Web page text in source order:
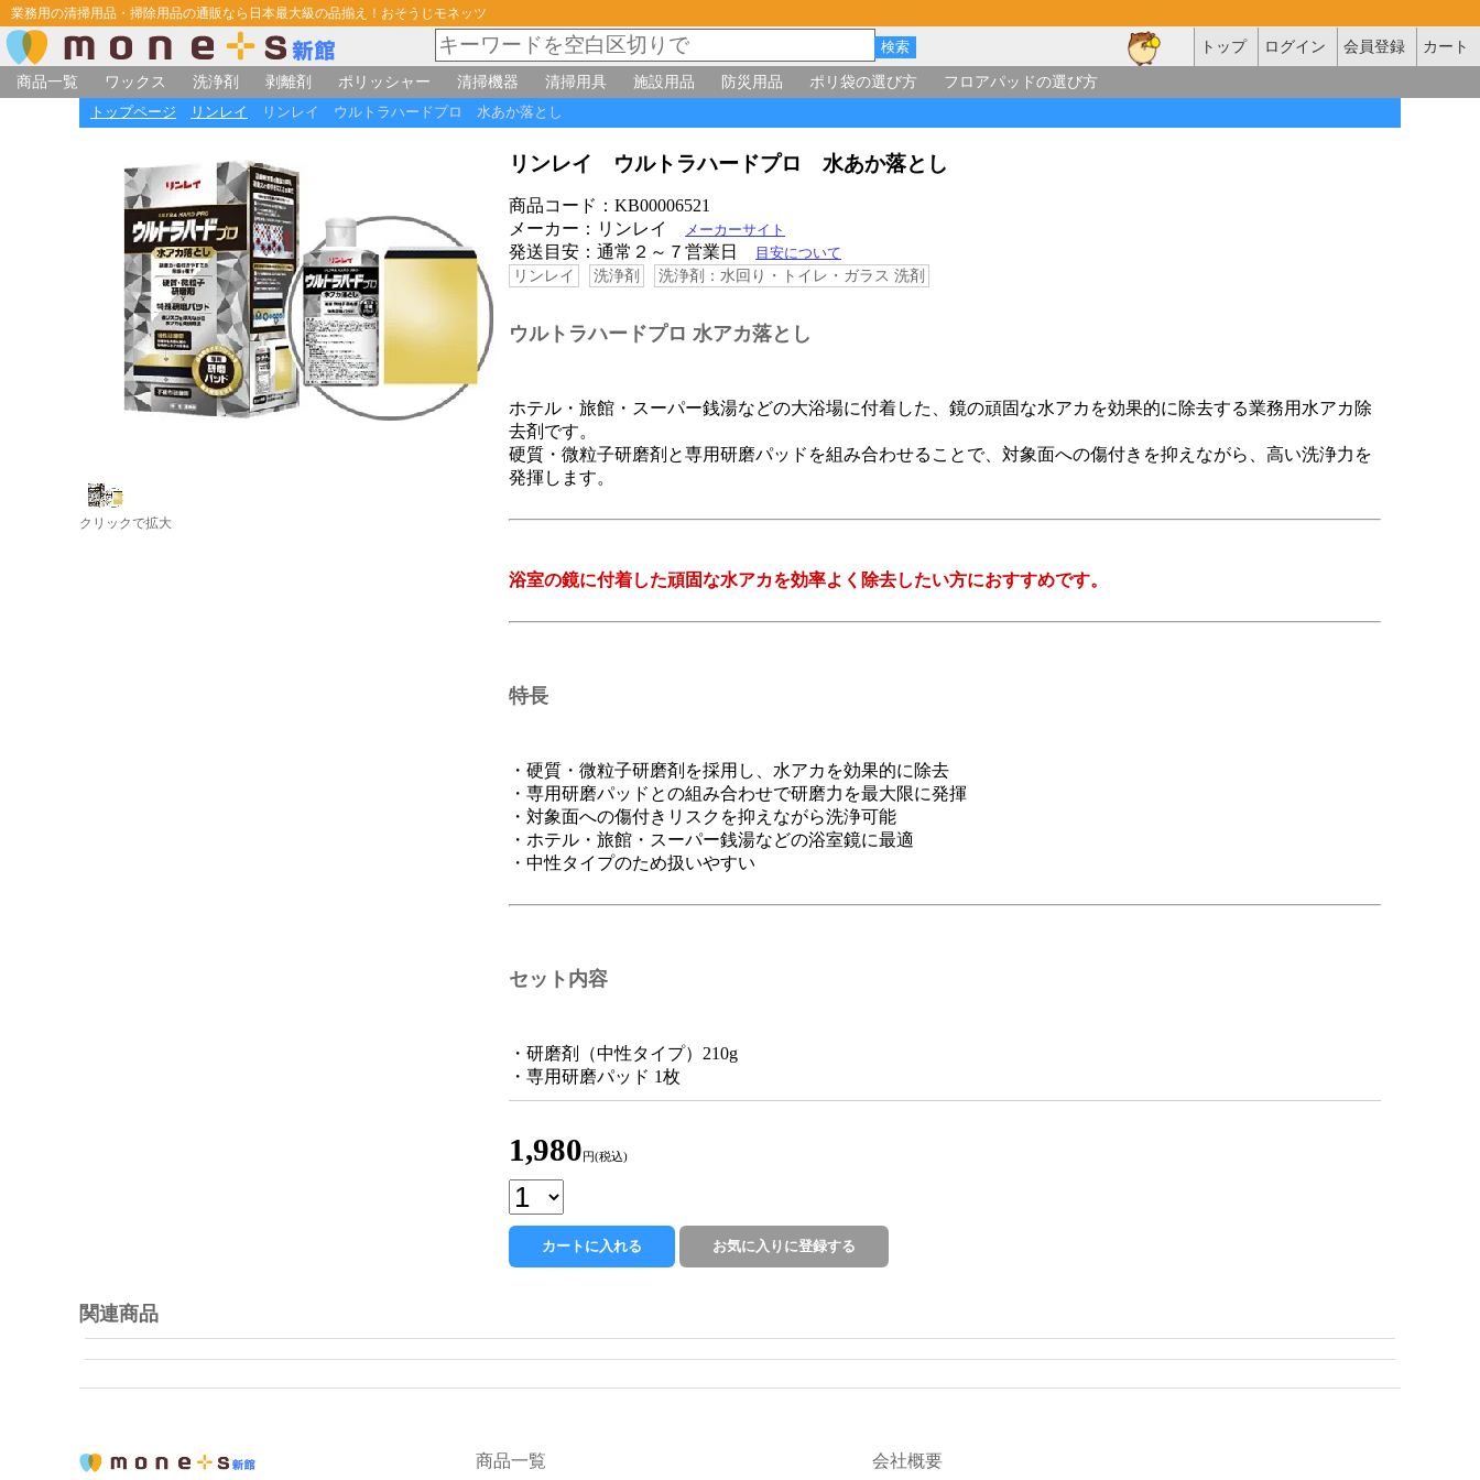
業務用の清掃用品・掃除用品の通販なら日本最大級の品揃え！おそうじモネッツ
トップ ログイン 会員登録
カート
商品一覧
ワックス 洗浄剤 剥離剤 ポリッシャー 清掃機器 清掃用具 施設用品 防災用品 ポリ袋の選び方 フロアパッドの選び方
トップページ リンレイ リンレイ ウルトラハードプロ 水あか落とし
クリックで拡大
リンレイ ウルトラハードプロ 水あか落とし
商品コード：KB00006521
メーカー：リンレイ
メーカーサイト
発送目安：通常２～７営業日 目安について
リンレイ 洗浄剤 洗浄剤：水回り・トイレ・ガラス 洗剤
ウルトラハードプロ 水アカ落とし
ホテル・旅館・スーパー銭湯などの大浴場に付着した、鏡の頑固な水アカを効果的に除去する業務用水アカ除
去剤です。
硬質・微粒子研磨剤と専用研磨パッドを組み合わせることで、対象面への傷付きを抑えながら、高い洗浄力を
発揮します。
浴室の鏡に付着した頑固な水アカを効率よく除去したい方におすすめです。
特長
・硬質・微粒子研磨剤を採用し、水アカを効果的に除去
・専用研磨パッドとの組み合わせで研磨力を最大限に発揮
・対象面への傷付きリスクを抑えながら洗浄可能
・ホテル・旅館・スーパー銭湯などの浴室鏡に最適
・中性タイプのため扱いやすい
セット内容
・研磨剤（中性タイプ）210g
・専用研磨パッド 1枚
1,980 円(税込)
関連商品
商品一覧 会社概要